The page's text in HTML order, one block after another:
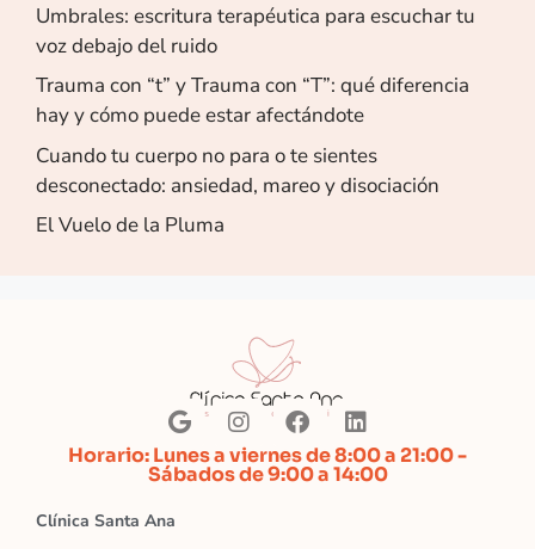
Umbrales: escritura terapéutica para escuchar tu
voz debajo del ruido
Trauma con “t” y Trauma con “T”: qué diferencia
hay y cómo puede estar afectándote
Cuando tu cuerpo no para o te sientes
desconectado: ansiedad, mareo y disociación
El Vuelo de la Pluma
Horario: Lunes a viernes de 8:00 a 21:00 -
Sábados de 9:00 a 14:00
Clínica Santa Ana